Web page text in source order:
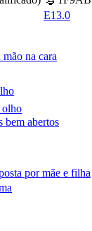
E13.0
na cara
olho
bem abertos
por mãe e filha